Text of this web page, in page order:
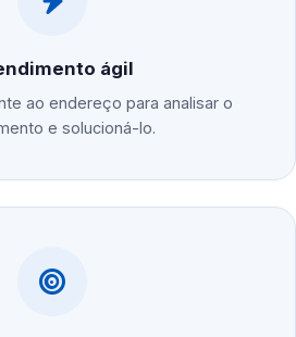
ágil
ao endereço para analisar o
e solucioná-lo.